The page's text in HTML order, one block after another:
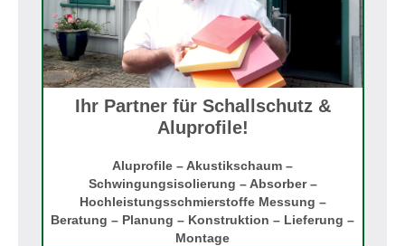
Ihr Partner für Schallschutz &
Aluprofile!
Aluprofile – Akustikschaum –
Schwingungsisolierung – Absorber –
Hochleistungsschmierstoffe Messung –
Beratung – Planung – Konstruktion – Lieferung –
Montage